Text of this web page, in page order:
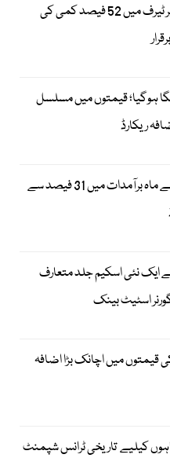
درآمدی گاڑیوں پر ٹیرف میں 52 فیصد کمی کی
ہوگیا؛ قیمتوں میں مسلسل
ریکارڈ
مالی سال کے پہلے ماہ برآمدات میں 31 فیصد سے
ایک نئی اسکیم جلد متعارف
اسٹیٹ بینک
قیمتوں میں اچانک بڑا اضافہ
کیلیے تاریخی ٹرانس شپمنٹ